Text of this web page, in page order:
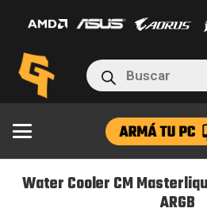
Búsqueda
de
productos
Water Cooler CM
ARGB
Masterliquid
240
Atmos
II
LCD
ARGB